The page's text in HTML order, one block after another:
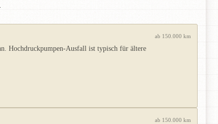
ab 150.000 km
Hochdruckpumpen-Ausfall ist typisch für ältere
ab 150.000 km